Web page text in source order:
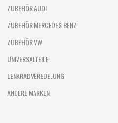
ZUBEHÖR AUDI
ZUBEHÖR MERCEDES BENZ
ZUBEHÖR VW
UNIVERSALTEILE
LENKRADVEREDELUNG
ANDERE MARKEN